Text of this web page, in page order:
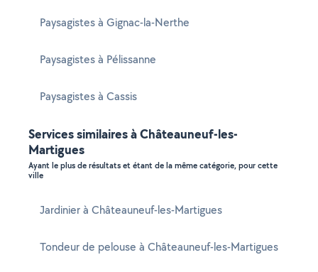
Paysagistes à Gignac-la-Nerthe
Paysagistes à Pélissanne
Paysagistes à Cassis
Services similaires à Châteauneuf-les-
Martigues
Ayant le plus de résultats et étant de la même catégorie, pour cette
ville
Jardinier à Châteauneuf-les-Martigues
Tondeur de pelouse à Châteauneuf-les-Martigues